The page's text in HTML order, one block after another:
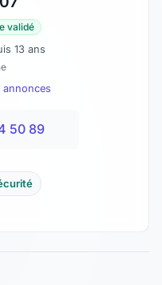
validé
13 ans
annonces
50 89